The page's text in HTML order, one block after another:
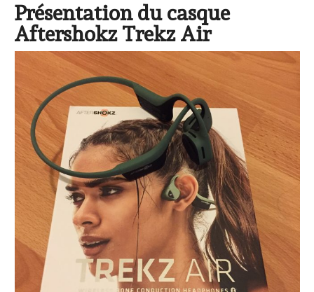
Présentation du casque
Aftershokz Trekz Air